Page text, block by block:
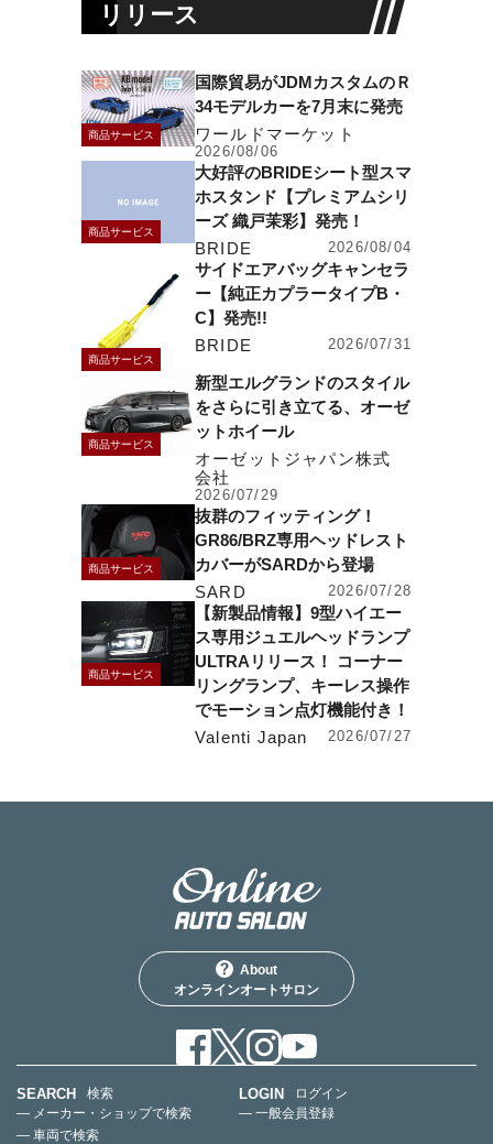
リリース
商品サービス
国際貿易がJDMカスタムのＲ
34モデルカーを7月末に発売
ワールドマーケット
2026/08/06
商品サービス
大好評のBRIDEシート型スマ
ホスタンド【プレミアムシリ
ーズ 織戸茉彩】発売！
BRIDE
2026/08/04
商品サービス
サイドエアバッグキャンセラ
ー【純正カプラータイプB・
C】発売!!
BRIDE
2026/07/31
商品サービス
新型エルグランドのスタイル
をさらに引き立てる、オーゼ
ットホイール
オーゼットジャパン株式
会社
2026/07/29
商品サービス
抜群のフィッティング！
GR86/BRZ専用ヘッドレスト
カバーがSARDから登場
SARD
2026/07/28
商品サービス
【新製品情報】9型ハイエー
ス専用ジュエルヘッドランプ
ULTRAリリース！ コーナー
リングランプ、キーレス操作
でモーション点灯機能付き！
Valenti Japan
2026/07/27
About
オンラインオートサロン
SEARCH
検索
— メーカー・ショップで検索
— 車両で検索
LOGIN
ログイン
— 一般会員登録